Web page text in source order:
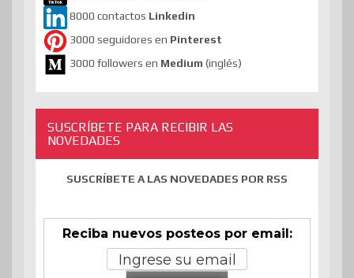
8000 contactos Linkedin
3000 seguidores en Pinterest
3000 followers en Medium (inglés)
SUSCRÍBETE PARA RECIBIR LAS
NOVEDADES
SUSCRÍBETE A LAS NOVEDADES POR RSS
Reciba nuevos posteos por email: